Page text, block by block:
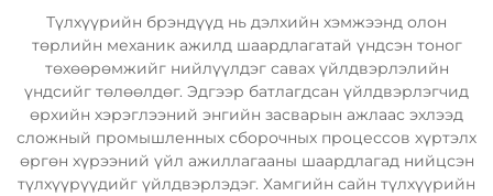
Түлхүүрийн брэндүүд нь дэлхийн хэмжээнд олон
төрлийн механик ажилд шаардлагатай үндсэн тоног
төхөөрөмжийг нийлүүлдэг савах үйлдвэрлэлийн
үндсийг төлөөлдөг. Эдгээр батлагдсан үйлдвэрлэгчид
өрхийн хэрэглээний энгийн засварын ажлаас эхлээд
сложный промышленных сборочных процессов хүртэлх
өргөн хүрээний үйл ажиллагааны шаардлагад нийцсэн
түлхүүрүүдийг үйлдвэрлэдэг. Хамгийн сайн түлхүүрийн